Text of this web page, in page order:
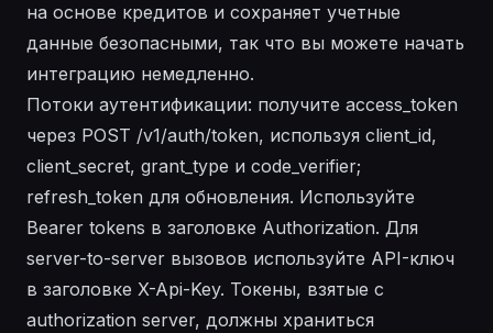
на основе кредитов и сохраняет учетные
данные безопасными, так что вы можете начать
интеграцию немедленно.
Потоки аутентификации: получите access_token
через POST /v1/auth/token, используя client_id,
client_secret, grant_type и code_verifier;
refresh_token для обновления. Используйте
Bearer tokens в заголовке Authorization. Для
server-to-server вызовов используйте API-ключ
в заголовке X-Api-Key. Токены, взятые с
authorization server, должны храниться